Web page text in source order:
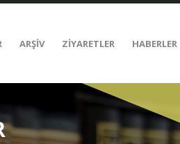
ARŞİV ZİYARETLER HABERLER